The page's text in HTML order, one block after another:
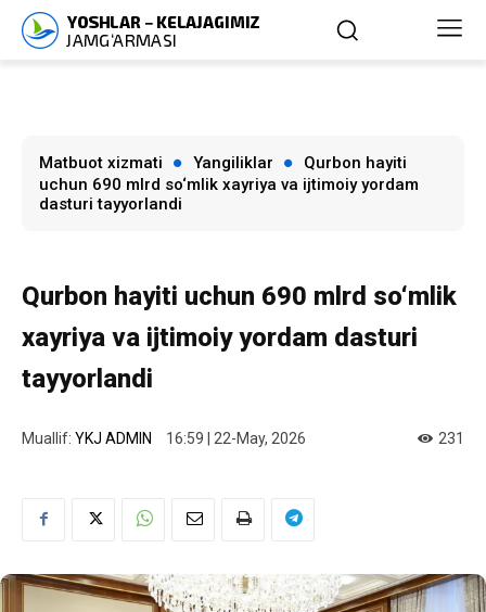
Matbuot xizmati Yangiliklar
Qurbon hayiti
uchun 690 mlrd so‘mlik xayriya va ijtimoiy yordam
dasturi tayyorlandi
Qurbon hayiti uchun 690 mlrd so‘mlik
xayriya va ijtimoiy yordam dasturi
tayyorlandi
Muallif: YKJ ADMIN 16:59 | 22-May, 2026 231